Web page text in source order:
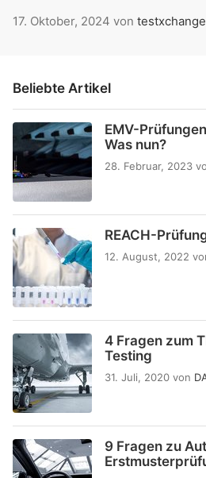
17. Oktober, 2024 von testxchange
Beliebte Artikel
EMV-
Was nun?
28. Februar, 2023
REACH-
12. August, 2022
4 Fragen zum
Testing
31. Juli, 2020 von
9 Fragen zu